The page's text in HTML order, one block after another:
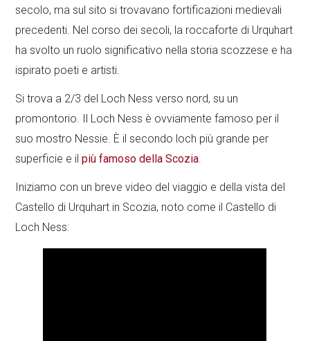
secolo, ma sul sito si trovavano fortificazioni medievali
precedenti. Nel corso dei secoli, la roccaforte di Urquhart
ha svolto un ruolo significativo nella storia scozzese e ha
ispirato poeti e artisti.
Si trova a 2/3 del Loch Ness verso nord, su un
promontorio. Il Loch Ness è ovviamente famoso per il
suo mostro Nessie. È il secondo loch più grande per
superficie e ilpiù famoso della Scozia
Iniziamo con un breve video del viaggio e della vista del
Castello di Urquhart in Scozia, noto come il Castello di
Loch Ness: